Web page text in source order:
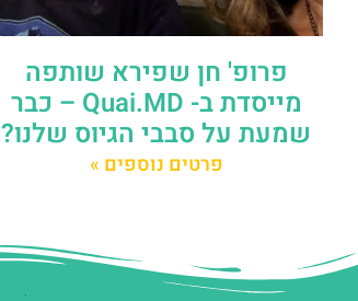
פרופ' חן שפירא שותפה
מייסדת ב- Quai.MD – כבר
שמעת על סבבי הגיוס שלנו?
פרטים נוספים »